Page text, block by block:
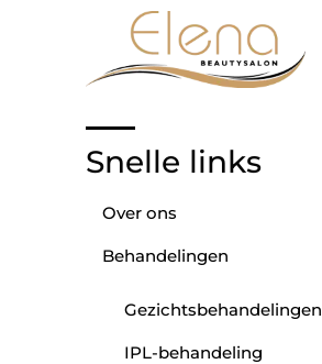
Snelle links
Over ons
Behandelingen
Gezichtsbehandelingen
IPL-behandeling